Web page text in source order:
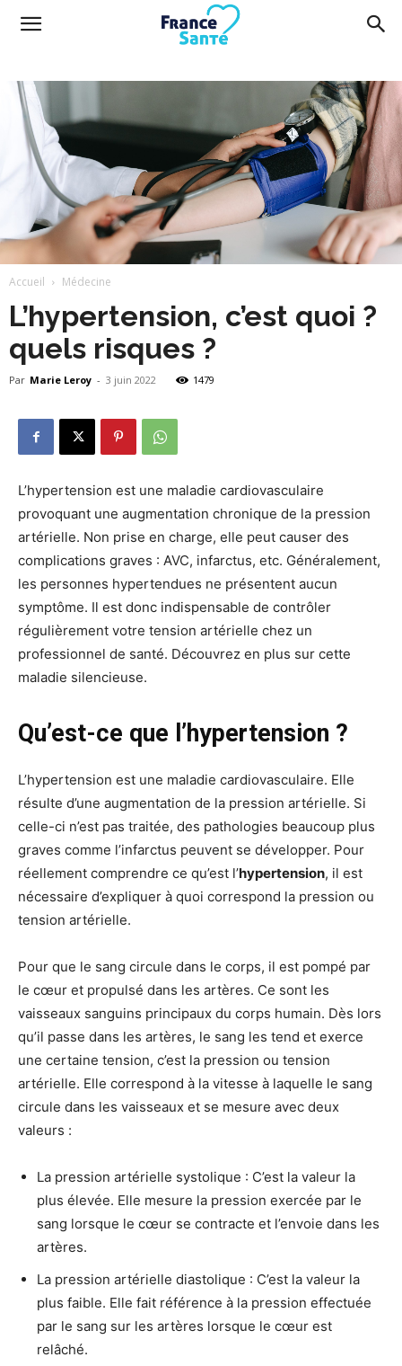
France
Santé
Accueil Médecine
L’hypertension, c’est quoi ?
quels risques ?
Par Marie Leroy - 3 juin 2022 1479
L’hypertension est une maladie cardiovasculaire
provoquant une augmentation chronique de la pression
artérielle. Non prise en charge, elle peut causer des
complications graves : AVC, infarctus, etc. Généralement,
les personnes hypertendues ne présentent aucun
symptôme. Il est donc indispensable de contrôler
régulièrement votre tension artérielle chez un
professionnel de santé. Découvrez en plus sur cette
maladie silencieuse.
Qu’est-ce que l’hypertension ?
L’hypertension est une maladie cardiovasculaire. Elle
résulte d’une augmentation de la pression artérielle. Si
celle-ci n’est pas traitée, des pathologies beaucoup plus
graves comme l’infarctus peuvent se développer. Pour
réellement comprendre ce qu’est l’hypertension, il est
nécessaire d’expliquer à quoi correspond la pression ou
tension artérielle.
Pour que le sang circule dans le corps, il est pompé par
le cœur et propulsé dans les artères. Ce sont les
vaisseaux sanguins principaux du corps humain. Dès lors
qu’il passe dans les artères, le sang les tend et exerce
une certaine tension, c’est la pression ou tension
artérielle. Elle correspond à la vitesse à laquelle le sang
circule dans les vaisseaux et se mesure avec deux
valeurs :
La pression artérielle systolique : C’est la valeur la
plus élevée. Elle mesure la pression exercée par le
sang lorsque le cœur se contracte et l’envoie dans les
artères.
La pression artérielle diastolique : C’est la valeur la
plus faible. Elle fait référence à la pression effectuée
par le sang sur les artères lorsque le cœur est
relâché.